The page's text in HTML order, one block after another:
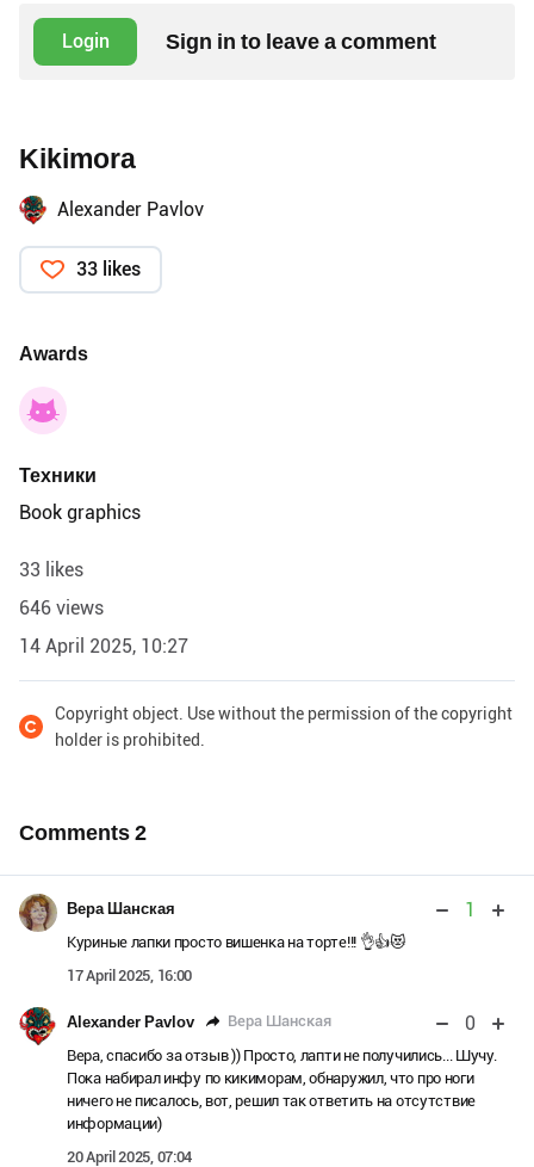
Login Sign in to leave a comment
Kikimora
Alexander Pavlov
33 likes
Awards
Техники
Book graphics
33 likes
646 views
14 April 2025, 10:27
Copyright object. Use without the permission of the copyright
holder is prohibited.
Comments2
Вера Шанская 1
Куриные лапки просто вишенка на торте!!! 👌👍😻
17 April 2025, 16:00
Alexander Pavlov Вера Шанская 0
Вера, спасибо за отзыв )) Просто, лапти не получились... Шучу.
Пока набирал инфу по кикиморам, обнаружил, что про ноги
ничего не писалось, вот, решил так ответить на отсутствие
информации)
20 April 2025, 07:04